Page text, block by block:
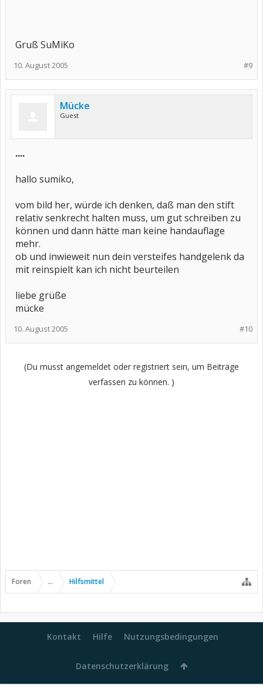
Gruß SuMiKo
#9
10. August 2005
Mücke
Guest
....
hallo sumiko,
vom bild her, würde ich denken, daß man den stift
relativ senkrecht halten muss, um gut schreiben zu
können und dann hätte man keine handauflage
mehr.
ob und inwieweit nun dein versteifes handgelenk da
mit reinspielt kan ich nicht beurteilen
liebe grüße
mücke
#10
10. August 2005
(Du musst angemeldet oder registriert sein, um Beiträge
verfassen zu können. )
Foren ... Hilfsmittel
Kontakt Hilfe Nutzungsbedingungen
Datenschutzerklärung